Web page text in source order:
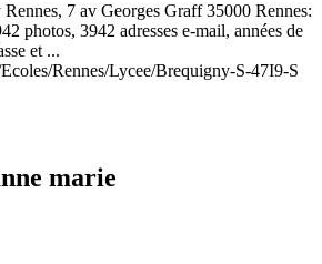
7 av Georges Graff 35000 Rennes:
photos, 3942 adresses e-mail, années de
et ...
Rennes/Lycee/Brequigny-S-47I9-S
marie